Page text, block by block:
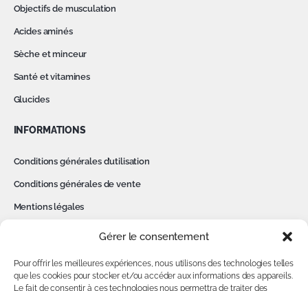
Gérer le consentement
Pour offrir les meilleures expériences, nous utilisons des technologies telles
que les cookies pour stocker et/ou accéder aux informations des appareils.
Le fait de consentir à ces technologies nous permettra de traiter des
Objectifs de musculation
Acides aminés
Sèche et minceur
Santé et vitamines
Glucides
INFORMATIONS
Conditions générales d’utilisation
Conditions générales de vente
Mentions légales
Contact